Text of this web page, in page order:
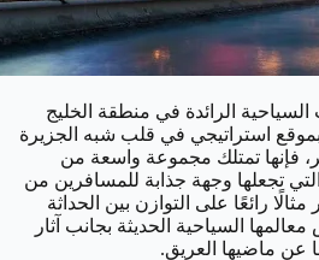
الرائدة في منطقة الخليج
بموقع استراتيجي في قلب شبه الجزيرة
فإنها تمتلك مجموعة واسعة من
التي تجعلها وجهة جذابة للمسافرين من
رائعًا على التوازن بين الحداثة
السياحية الحديثة بجانب آثار
عن ماضيها العريق.